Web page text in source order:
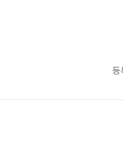
등